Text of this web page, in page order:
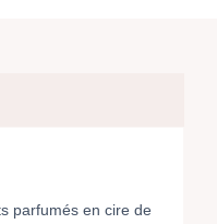
parfumés en cire de